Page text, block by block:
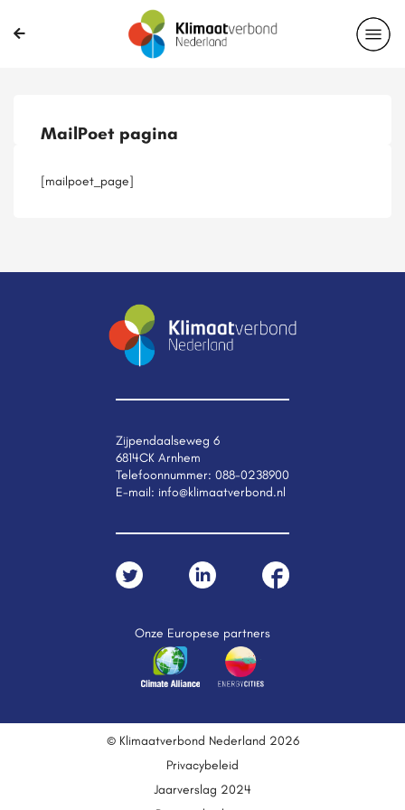
Casussen
MailPoet pagina
[mailpoet_page]
Zijpendaalseweg 6
6814CK Arnhem
Telefoonnummer: 088-0238900
E-mail: info@klimaatverbond.nl
Onze Europese partners
© Klimaatverbond Nederland 2026
Privacybeleid
Jaarverslag 2024